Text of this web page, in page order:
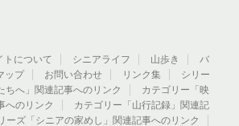
トについて シニアライフ 山歩き
バ
ップ お問い合わせ リンク集
シリー
ちへ」関連記事へのリンク
カテゴリー「映
へのリンク
カテゴリー「山行記録」関連記
ーズ「シニアの家めし」関連記事へのリンク